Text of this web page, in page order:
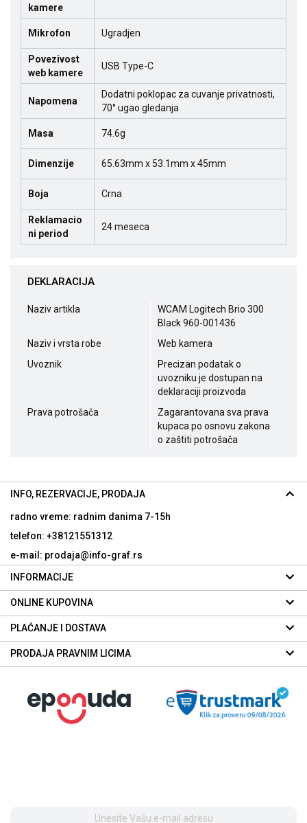
kamere
Mikrofon Ugradjen
Povezivost
web kamere
USB Type-C
Napomena
Dodatni poklopac za cuvanje privatnosti,
70° ugao gledanja
Masa 74.6g
Dimenzije 65.63mm x 53.1mm x 45mm
Boja Crna
Reklamacio
ni period
24 meseca
DEKLARACIJA
Naziv artikla
WCAM Logitech Brio 300
Black 960-001436
Naziv i vrsta robe
Web kamera
Uvoznik
Precizan podatak o
uvozniku je dostupan na
deklaraciji proizvoda
Prava potrošača
Zagarantovana sva prava
kupaca po osnovu zakona
o zaštiti potrošača
INFO, REZERVACIJE, PRODAJA
radno vreme: radnim danima 7-15h
telefon: +38121551312
e-mail: prodaja@info-graf.rs
INFORMACIJE
ONLINE KUPOVINA
PLAĆANJE I DOSTAVA
PRODAJA PRAVNIM LICIMA